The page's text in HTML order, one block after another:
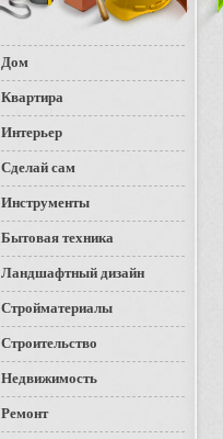
Дом
Квартира
Интерьер
Сделай сам
Инструменты
Бытовая техника
Ландшафтный дизайн
Стройматериалы
Строительство
Недвижимость
Ремонт